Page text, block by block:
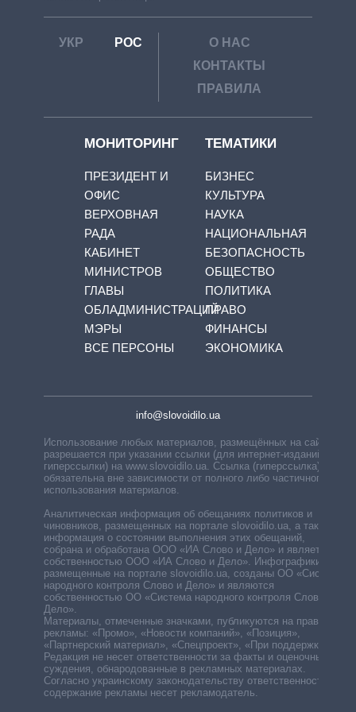
УКР РОС
О НАС
КОНТАКТЫ
ПРАВИЛА
МОНИТОРИНГ
ПРЕЗИДЕНТ И
ОФИС
ВЕРХОВНАЯ
РАДА
КАБИНЕТ
МИНИСТРОВ
ГЛАВЫ
ОБЛАДМИНИСТРАЦИЙ
МЭРЫ
ВСЕ ПЕРСОНЫ
ТЕМАТИКИ
БИЗНЕС
КУЛЬТУРА
НАУКА
НАЦИОНАЛЬНАЯ
БЕЗОПАСНОСТЬ
ОБЩЕСТВО
ПОЛИТИКА
ПРАВО
ФИНАНСЫ
ЭКОНОМИКА
info@slovoidilo.ua
Использование любых материалов, размещённых на сайте,
разрешается при указании ссылки (для интернет-изданий —
гиперссылки) на www.slovoidilo.ua. Ссылка (гиперссылка)
обязательна вне зависимости от полного либо частичного
использования материалов.
Аналитическая информация об обещаниях политиков и
чиновников, размещенных на портале slovoidilo.ua, а также
информация о состоянии выполнения этих обещаний,
собрана и обработана ООО «ИА Слово и Дело» и является
собственностью ООО «ИА Слово и Дело». Инфографики,
размещенные на портале slovoidilo.ua, созданы ОО «Система
народного контроля Слово и Дело» и являются
собственностью ОО «Система народного контроля Слово и
Дело».
Материалы, отмеченные значками, публикуются на правах
рекламы: «Промо», «Новости компаний», «Позиция»,
«Партнерский материал», «Спецпроект», «При поддержке».
Редакция не несет ответственности за факты и оценочные
суждения, обнародованные в рекламных материалах.
Согласно украинскому законодательству ответственность за
содержание рекламы несет рекламодатель.